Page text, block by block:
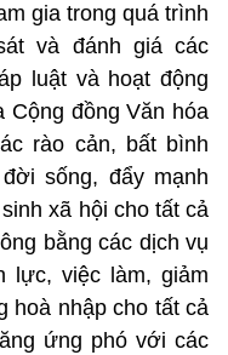
gia trong quá trình
và đánh giá các
luật và hoạt động
Cộng đồng Văn hóa
rào cản, bất bình
sống, đẩy mạnh
xã hội cho tất cả
bằng các dịch vụ
lực, việc làm, giảm
hoà nhập cho tất cả
ứng phó với các